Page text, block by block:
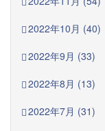
2022年10月 (40)
2022年9月 (33)
2022年8月 (13)
2022年7月 (31)